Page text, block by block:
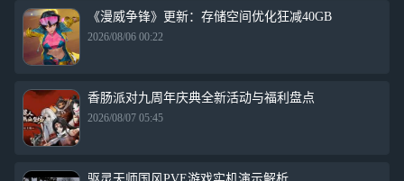
《漫威争锋》更新：存储空间优化狂减40GB
2026/08/06 00:22
香肠派对九周年庆典全新活动与福利盘点
2026/08/07 05:45